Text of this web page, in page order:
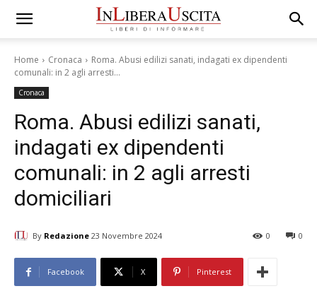
Home Cronaca
Roma. Abusi edilizi sanati, indagati ex dipendenti
comunali: in 2 agli arresti...
Cronaca
Roma. Abusi edilizi sanati,
indagati ex dipendenti
comunali: in 2 agli arresti
domiciliari
By Redazione 23 Novembre 2024 0
0
Facebook X Pinterest